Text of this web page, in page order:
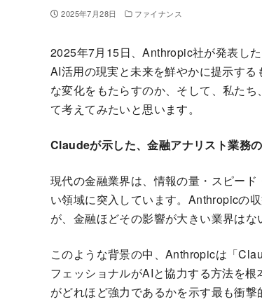
2025年7月28日 ファイナンス
2025年7月15日、Anthropic社が発表し
AI活用の現実と未来を鮮やかに提示す
な変化をもたらすのか、そして、私た
て考えてみたいと思います。
Claudeが示した、金融アナリスト業務
現代の金融業界は、情報の量・スピー
い領域に突入しています。Anthropicの
が、金融ほどその影響が大きい業界はな
このような背景の中、Anthropicは「
フェッショナルがAIと協力する方法を
がどれほど強力であるかを示す最も衝